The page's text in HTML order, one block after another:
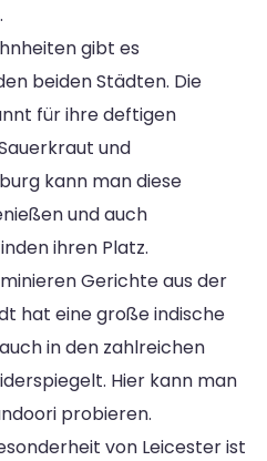
gibt es
beiden Städten. Die
für ihre deftigen
und
kann man diese
und auch
ihren Platz.
Gerichte aus der
hat eine große indische
in den zahlreichen
Hier kann man
probieren.
von Leicester ist